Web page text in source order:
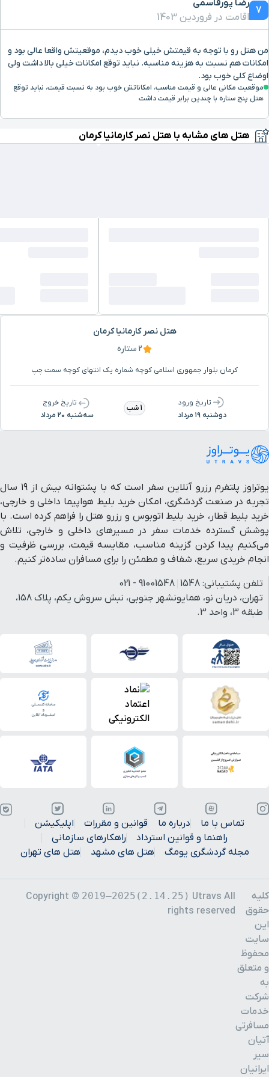
موزه آکواریوم 5 دقیقه با خودرو (2.64 کیلومتر)
یخدان مؤیدی 5 دقیقه با خودرو (2.77 کیلومتر)
بیمارستان شفا
حمام ابراهیم خان 7 دقیقه با خودرو (3.56 کیلومتر)
8 دقیقه با خودرو (4.42 کیلومتر)
بازار بزرگ 8 دقیقه با خودرو (4.45 کیلومتر)
موزه زرتشتیان
بیمارستان افضلی پور 11 دقیقه با خودرو (8.4 کیلومتر)
ایستگاه راه آهن 10 دقیقه با خودرو (8.54 کیلومتر)
گنبد جبلیه 14 دقیقه با خودرو (8.94 کیلومتر)
فرودگاه بین المللی
پارک جنگلی پردیسان قائم 16 دقیقه با خودرو (10.34 کیلومتر)
35 دقیقه با خودرو (39.68 کیلومتر)
باغ شاهزاده 35 دقیقه با خودرو (40.88 کیلومتر)
43 دقیقه با خودرو (46.75 کیلومتر)
بیمارستان باهنر 12 ساعت با خودرو (1020.4 کیلومتر)
7
رضا پورقاسمی
اقامت در فروردین 1403
من هتل رو با توجه به قیمتش خیلی خوب دیدم، موقعیتش واقعا عالی بود و
امکانات هم نسبت به هزینه مناسبه. نباید توقع امکانات خیلی بالا داشت ولی
اوضاع کلی خوب بود.
موقعیت مکانی عالی و قیمت مناسب، امکاناتش خوب بود به نسبت قیمت، نباید توقع
هتل پنج ستاره با چندین برابر قیمت داشت
هتل های مشابه با هتل نصر کارمانیا کرمان
هتل نصر کارمانیا کرمان
2 ستاره
کرمان بلوار جمهوری اسلامی کوچه شماره یک انتهای کوچه سمت چپ
تاریخ ورود
دوشنبه ۱۹ مرداد
1 شب
تاریخ خروج
سه‌شنبه ۲۰ مرداد
یوتراوز پلتفرم رزرو آنلاین سفر است که با پشتوانه بیش از ۱۹ سال
تجربه در صنعت گردشگری، امکان خرید بلیط هواپیما داخلی و خارجی،
خرید بلیط قطار، خرید بلیط اتوبوس و رزرو هتل را فراهم کرده است. با
پوشش گسترده خدمات سفر در مسیرهای داخلی و خارجی، تلاش
می‌کنیم پیدا کردن گزینه مناسب، مقایسه قیمت، بررسی ظرفیت و
انجام خریدی سریع، شفاف و مطمئن را برای مسافران ساده‌تر کنیم.
تلفن پشتیبانی: 1548
91001548 - 021
تهران، دریان نو، همایونشهر جنوبی، نبش سروش یکم، پلاک 158،
طبقه 3، واحد 3.
تماس با ما درباره ما قوانین و مقررات
اپلیکیشن
راهنما و قوانین استرداد
راهکارهای سازمانی
مجله گردشگری یومگ
هتل های مشهد هتل های تهران
کلیه
حقوق
این
سایت
محفوظ
و متعلق
به
شرکت
خدمات
مسافرتی
آتیان
سیر
ایرانیان
Copyright © 2019–2025(2.14.25) Utravs All
rights reserved